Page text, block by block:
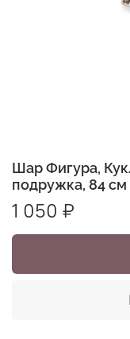
Шар Фигура,
подружка, 84 см
1 050 ₽